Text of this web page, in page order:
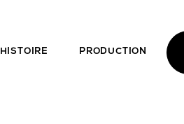
HISTOIRE PRODUCTION